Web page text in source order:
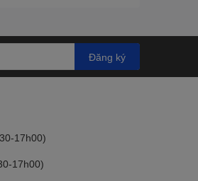
Đăng ký
17h00)
17h00)